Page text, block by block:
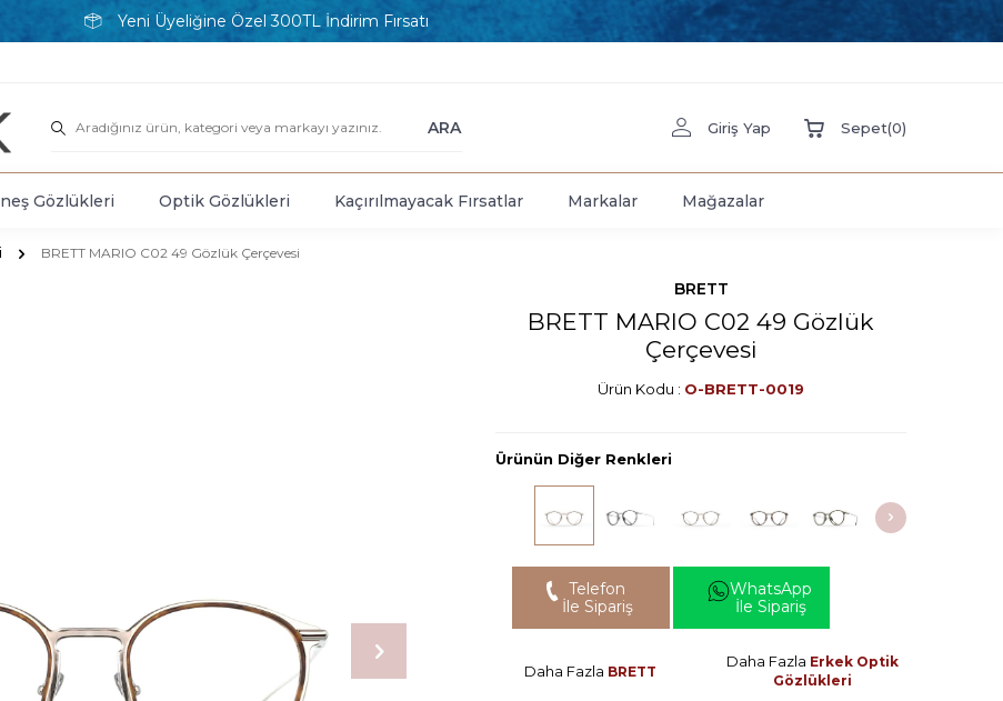
Yeni Üyeliğine Özel 300TL İndirim Fırsatı
ARA Giriş Yap Sepet(0)
Gözlükleri Optik Gözlükleri Kaçırılmayacak Fırsatlar Markalar Mağazalar
BRETT MARIO C02 49 Gözlük Çerçevesi
BRETT
BRETT MARIO C02 49 Gözlük
Çerçevesi
Ürün Kodu : O-BRETT-0019
Ürünün Diğer Renkleri
Telefon
İle Sipariş
WhatsApp
İle Sipariş
Daha Fazla BRETT
Daha Fazla Erkek Optik
Gözlükleri